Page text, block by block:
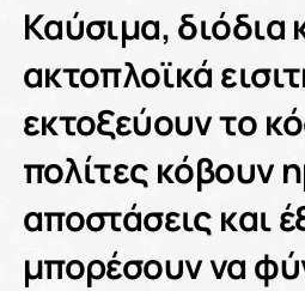
Καύσιμα, διόδια
ακτοπλοϊκά
εκτοξεύουν το
πολίτες κόβουν
αποστάσεις και
μπορέσουν να